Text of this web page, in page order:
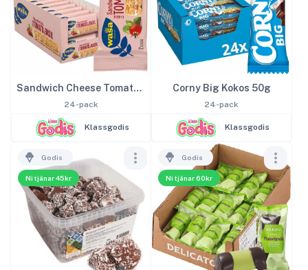
Sandwich Cheese Tomato & Basil 24-pack
24-pack
Klassgodis
Corny Big Kokos 50g
24-pack
Klassgodis
Ni tjänar 45kr
Godis
Ni tjänar 60kr
Godis